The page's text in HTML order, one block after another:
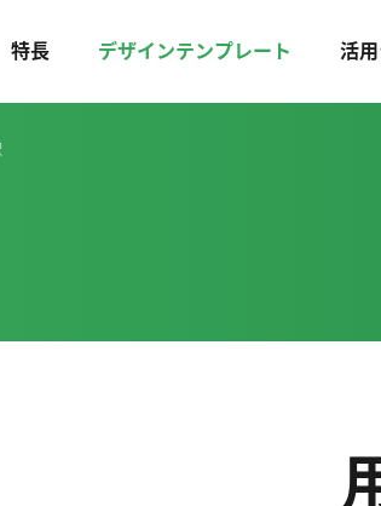
特長 デザインテンプレート 活